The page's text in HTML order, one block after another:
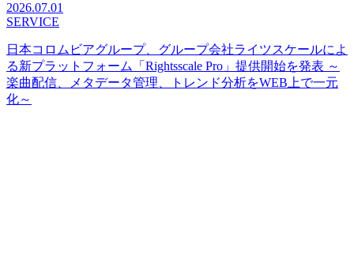
2026.07.01
SERVICE
日本コロムビアグループ、グループ会社ライツスケールによ
る新プラットフォーム「Rightsscale Pro」提供開始を発表 ～
楽曲配信、メタデータ管理、トレンド分析をWEB上で一元
化～